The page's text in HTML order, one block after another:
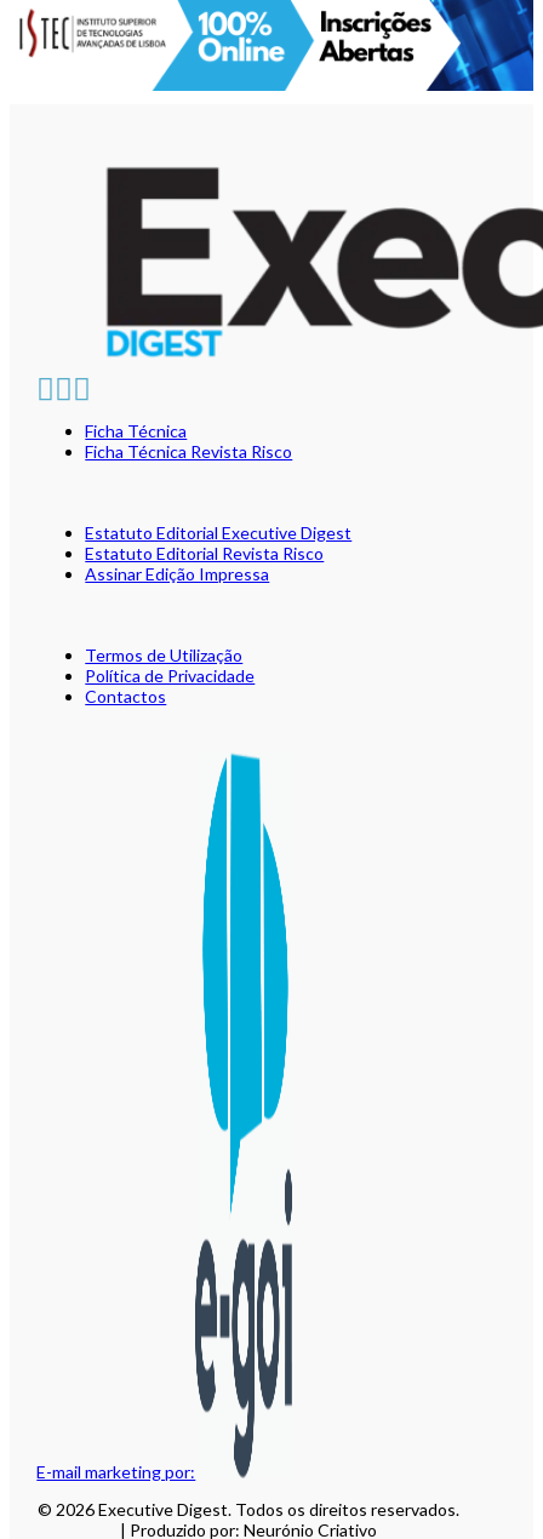
E-mail marketing por:
Ficha Técnica
Ficha Técnica Revista Risco
Estatuto Editorial Executive Digest
Estatuto Editorial Revista Risco
Assinar Edição Impressa
Termos de Utilização
Política de Privacidade
Contactos
© 2026 Executive Digest. Todos os direitos reservados.
| Produzido por: Neurónio Criativo